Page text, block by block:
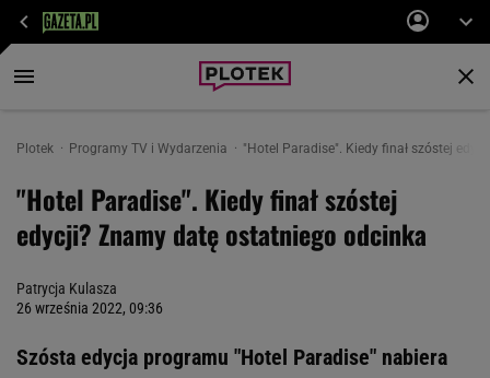
Plotek Programy TV i Wydarzenia "Hotel Paradise". Kiedy finał szóstej
"Hotel Paradise". Kiedy finał szóstej
edycji? Znamy datę ostatniego odcinka
Patrycja Kulasza
26 września 2022, 09:36
Szósta edycja programu "Hotel Paradise" nabiera